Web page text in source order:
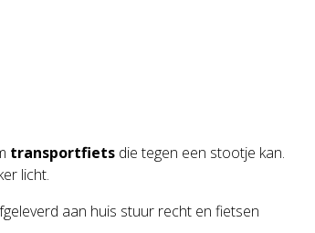
transportfiets die tegen een stootje kan.
licht.
aan huis stuur recht en fietsen